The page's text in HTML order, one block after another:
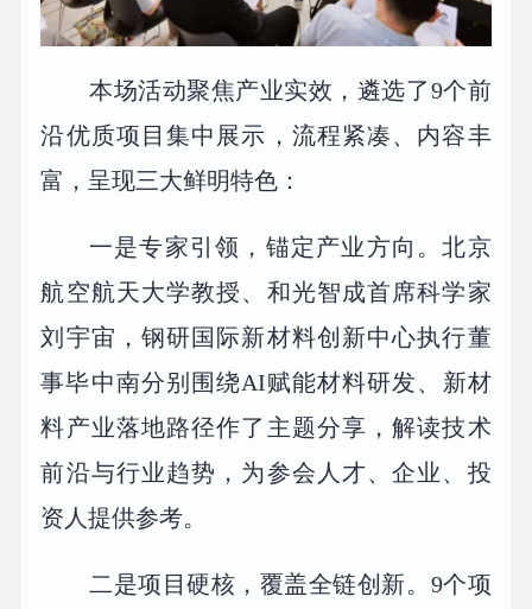
本场活动聚焦产业实效，遴选了9个前
沿优质项目集中展示，流程紧凑、内容丰
富，呈现三大鲜明特色：
一是专家引领，锚定产业方向。北京
航空航天大学教授、和光智成首席科学家
刘宇宙，钢研国际新材料创新中心执行董
事毕中南分别围绕AI赋能材料研发、新材
料产业落地路径作了主题分享，解读技术
前沿与行业趋势，为参会人才、企业、投
资人提供参考。
二是项目硬核，覆盖全链创新。9个项